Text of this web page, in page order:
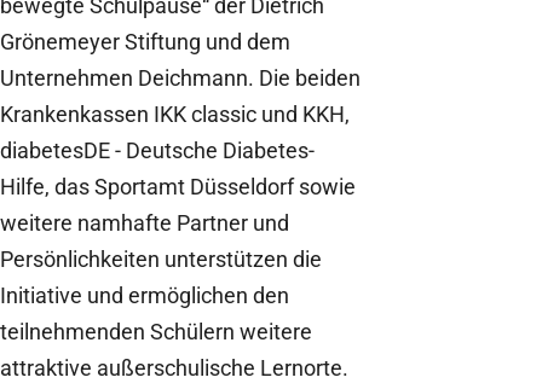
Grönemeyer Stiftung und dem
Unternehmen Deichmann. Die beiden
Krankenkassen IKK classic und KKH,
diabetesDE - Deutsche Diabetes-
Hilfe, das Sportamt Düsseldorf sowie
weitere namhafte Partner und
Persönlichkeiten unterstützen die
Initiative und ermöglichen den
teilnehmenden Schülern weitere
attraktive außerschulische Lernorte.